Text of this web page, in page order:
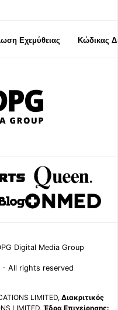
Εχεμύθειας Κώδικας
Digital Media Group
All rights reserved
LIMITED, Διακριτικός
LIMITED, Έδρα Επιχείρησης: